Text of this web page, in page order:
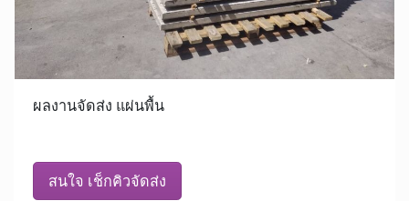
ผลงานจัดส่ง แผ่นพื้น
สนใจ เช็กคิวจัดส่ง